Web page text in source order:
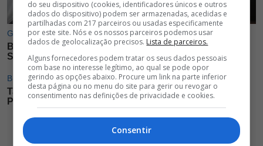
do seu dispositivo (cookies, identificadores únicos e outros
dados do dispositivo) podem ser armazenadas, acedidas e
partilhadas com 217 parceiros ou usadas especificamente
por este site. Nós e os nossos parceiros podemos usar
dados de geolocalização precisos. Lista de parceiros.
Alguns fornecedores podem tratar os seus dados pessoais
com base no interesse legítimo, ao qual se pode opor
gerindo as opções abaixo. Procure um link na parte inferior
desta página ou no menu do site para gerir ou revogar o
consentimento nas definições de privacidade e cookies.
Consentir